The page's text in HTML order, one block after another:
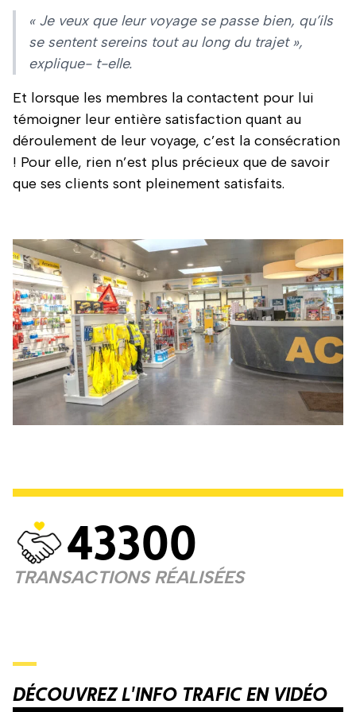
« Je veux que leur voyage se passe bien, qu’ils
se sentent sereins tout au long du trajet »,
explique- t-elle.
Et lorsque les membres la contactent pour lui
témoigner leur entière satisfaction quant au
déroulement de leur voyage, c’est la consécration
! Pour elle, rien n’est plus précieux que de savoir
que ses clients sont pleinement satisfaits.
43300
TRANSACTIONS RÉALISÉES
DÉCOUVREZ L'INFO TRAFIC EN VIDÉO